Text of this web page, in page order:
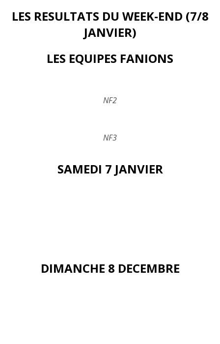
LES RESULTATS DU WEEK-END (7/8
JANVIER)
LES EQUIPES FANIONS
NF2
NF3
SAMEDI 7 JANVIER
DIMANCHE 8 DECEMBRE